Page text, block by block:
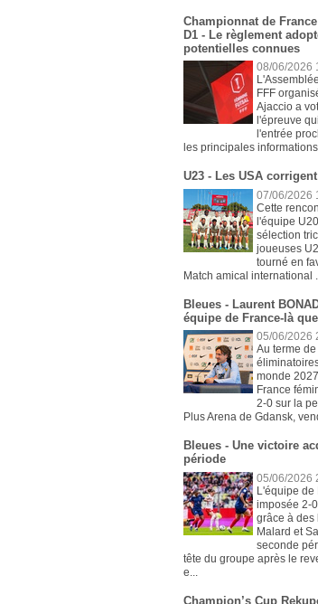
Championnat de
D1 - Le règlement
potentielles connues
08/06/2026
FFF
Ajaccio a
l'épreuve
l'entrée
les principales
U23 - Les USA
07/06/2026
Cette
l'équipe
sélection
joueuses
tourné en
Match amical international ...
Bleues - Laurent
équipe de France-là
05/06/2026
Au terme
monde
France
2-0 sur la
Plus Arena de Gdansk,
Bleues - Une victoire
période
05/06/2026
L'équipe de
imposée 2-
grâce à des
Malard et
seconde
tête du groupe après le
e...
Champion’s Cup